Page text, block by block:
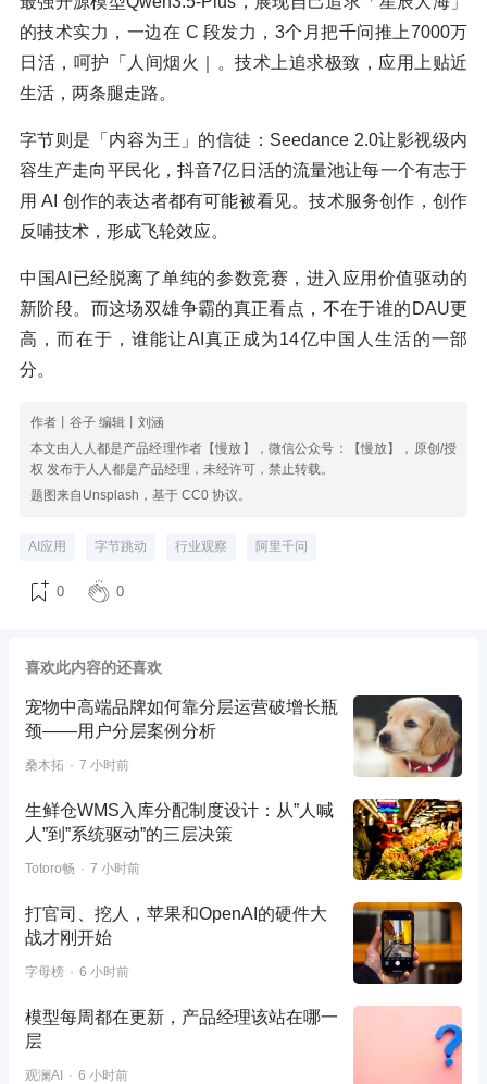
的技术实力，一边在 C 段发力，3个月把千问推上7000万
日活，呵护「人间烟火｜。技术上追求极致，应用上贴近
生活，两条腿走路。
字节则是「内容为王」的信徒：Seedance 2.0让影视级内
容生产走向平民化，抖音7亿日活的流量池让每一个有志于
用 AI 创作的表达者都有可能被看见。技术服务创作，创作
反哺技术，形成飞轮效应。
中国AI已经脱离了单纯的参数竞赛，进入应用价值驱动的
新阶段。而这场双雄争霸的真正看点，不在于谁的DAU更
高，而在于，谁能让AI真正成为14亿中国人生活的一部
分。
作者丨谷子 编辑丨刘涵
本文由人人都是产品经理作者【慢放】，微信公众号：【慢放】，原创/授
权 发布于人人都是产品经理，未经许可，禁止转载。
题图来自Unsplash，基于 CC0 协议。
AI应用 字节跳动 行业观察 阿里千问
0 0
喜欢此内容的还喜欢
宠物中高端品牌如何靠分层运营破增长瓶
颈——用户分层案例分析
桑木拓 7 小时前
生鲜仓WMS入库分配制度设计：从”人喊
人”到”系统驱动”的三层决策
Totoro畅 7 小时前
打官司、挖人，苹果和OpenAI的硬件大
战才刚开始
字母榜 6 小时前
模型每周都在更新，产品经理该站在哪一
层
观澜AI 6 小时前